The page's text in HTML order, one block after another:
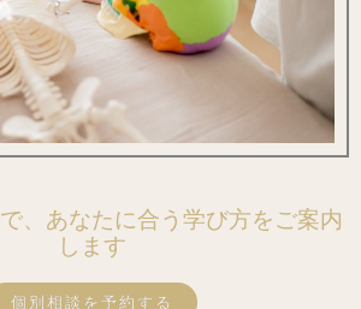
、あなたに合う学び方をご案内
します
個別相談を予約する